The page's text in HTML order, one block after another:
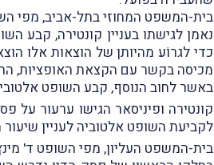
בית-המשפט המחוזי בתל-אביב, מפי
נאמן לגישתו בעניין קונטירה, קבע
כדי לגרוֹע מהיותן של הוצאות אלו
מכיסה בקשר עם הקצאת האופציות,
באשר לחוב הנוסף, קבע השופט אלטוביה, כי
לקביעת השופט אלטוביה לעניין שיעור
בית-המשפט העליון, מפי השופט ד'